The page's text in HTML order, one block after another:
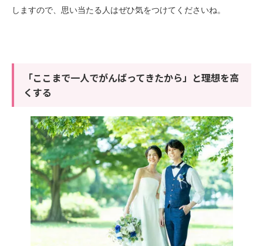
しますので、思い当たる人はぜひ気をつけてくださいね。
「ここまで一人でがんばってきたから」と理想を高
くする